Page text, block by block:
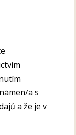
a s
a že je v